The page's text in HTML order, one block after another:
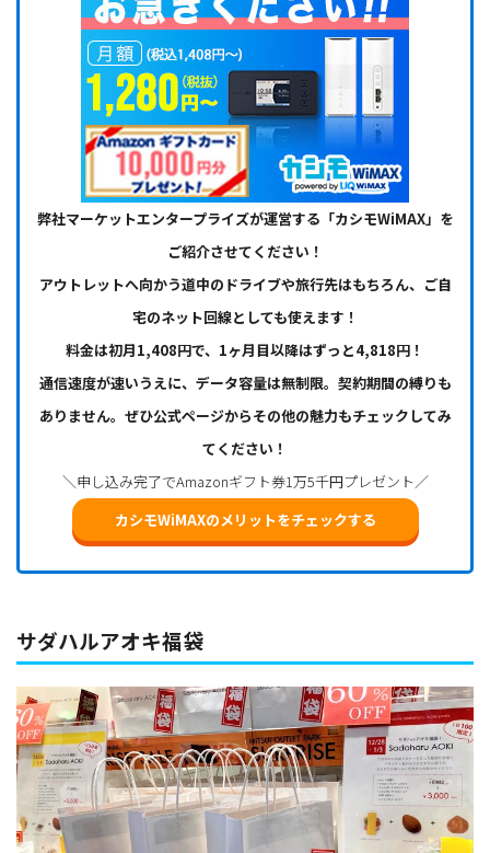
弊社マーケットエンタープライズが運営する「カシモWiMAX」を
ご紹介させてください！
アウトレットへ向かう道中のドライブや旅行先はもちろん、ご自
宅のネット回線としても使えます！
料金は初月1,408円で、1ヶ月目以降はずっと4,818円！
通信速度が速いうえに、データ容量は無制限。契約期間の縛りも
ありません。ぜひ公式ページからその他の魅力もチェックしてみ
てください！
＼申し込み完了でAmazonギフト券1万5千円プレゼント／
カシモWiMAXのメリットをチェックする
サダハルアオキ福袋